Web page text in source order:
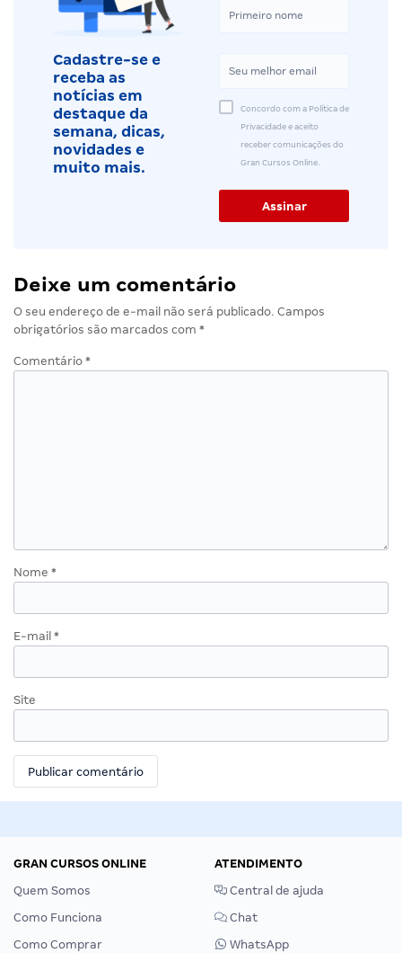
Cadastre-se e
receba as
notícias em
destaque da
semana, dicas,
novidades e
muito mais.
Concordo com a Política de
Privacidade e aceito
receber comunicações do
Gran Cursos Online.
Deixe um comentário
O seu endereço de e-mail não será publicado. Campos
obrigatórios são marcados com *
Comentário *
Nome *
E-mail *
Site
GRAN CURSOS ONLINE
Quem Somos
Como Funciona
Como Comprar
ATENDIMENTO
Central de ajuda
Chat
WhatsApp